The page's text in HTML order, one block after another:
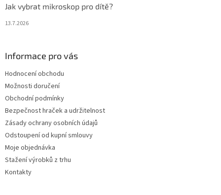
Jak vybrat mikroskop pro dítě?
13.7.2026
Informace pro vás
Hodnocení obchodu
Možnosti doručení
Obchodní podmínky
Bezpečnost hraček a udržitelnost
Zásady ochrany osobních údajů
Odstoupení od kupní smlouvy
Moje objednávka
Stažení výrobků z trhu
Kontakty